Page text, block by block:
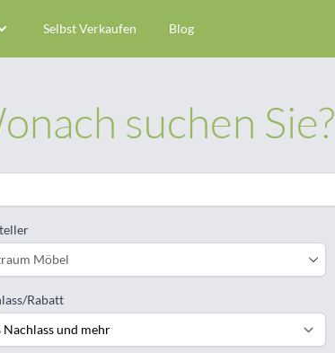
Selbst Verkaufen Blog
suchen Sie?
Möbel
Rabatt